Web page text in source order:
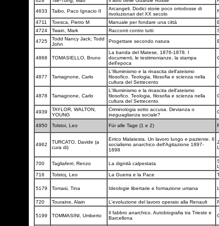
4633
Taibo, Paco Ignacio II
Arcangeli. Dodici storie poco ortodosse di
rivoluzionari del XX secolo
4711 Toesca, Pietro M Manuale per fondare una città
4724
Twain, Mark Racconti contro tutti
4725
Todd Nancy Jack; Todd
John
Progettare secondo natura
4868 TOMASIELLO, Bruno
La banda del Matese, 1876-1878. I
documenti, le testimonianze, la stampa
dell'epoca
4877 Tamagnone, Carlo
L'Illuminismo e la rinascita dell'ateismo
filosofico. Teologia, filosofia e scienza nella
cultura del Settecento
4878 Tamagnone, Carlo
L'Illuminismo e la rinascita dell'ateismo
filosofico. Teologia, filosofia e scienza nella
cultura del Settecento
4939
TAYLOR, WALTON,
YOUNG
Criminologia sotto accusa. Devianza o
ineguaglianza sociale?
4950 Tolstoi, Leo Für alle Tage (1 e 2)
4962
TURCATO, Davide (a
cura di)
Errico Malatesta. Un lavoro lungo e paziente. Il
socialismo anarchico dell'Agitazione 1897-
1898
700 Tagliaferri, Renzo La dignità calpestata
716
Tolstoj, Leo La Guerra e la Pace
5179 Tomasi, Tina Ideologie libertarie e formazione umana
720 Touraine, Alain L'evoluzione del lavoro operaio alla Renault
5199 TOMMASINI, Umberto
Il fabbro anarchico. Autobiografia tra Trieste e
Barcellona